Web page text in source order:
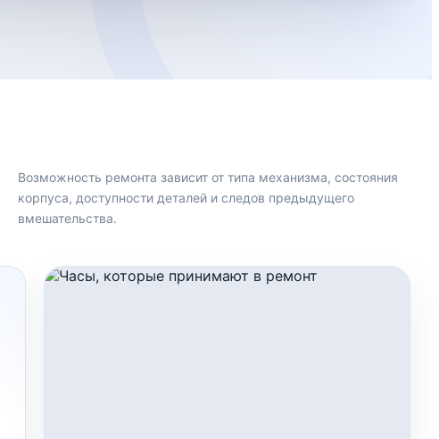
Возможность ремонта зависит от типа механизма, состояния
корпуса, доступности деталей и следов предыдущего
вмешательства.